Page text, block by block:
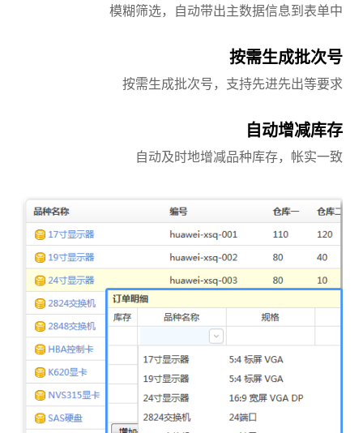
模糊筛选，自动带出主数据信息到表单中
按需生成批次号
按需生成批次号，支持先进先出等要求
自动增减库存
自动及时地增减品种库存，帐实一致